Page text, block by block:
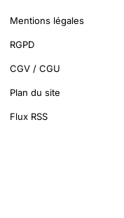
Mentions légales
RGPD
CGV / CGU
Plan du site
Flux RSS